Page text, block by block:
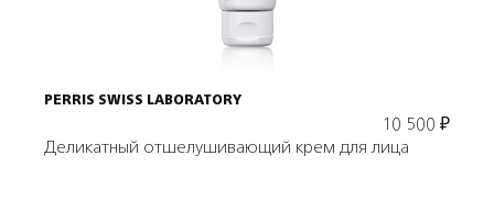
PERRIS SWISS LABORATORY
10 500 ₽
Деликатный отшелушивающий крем для лица